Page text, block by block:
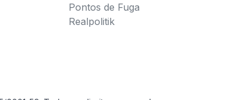
Pontos de Fuga
Realpolitik